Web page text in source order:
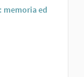
memoria ed